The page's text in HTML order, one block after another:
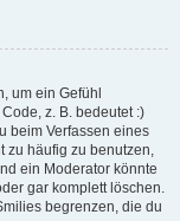
um ein Gefühl
z. B. bedeutet :)
beim Verfassen eines
zu häufig zu benutzen,
ein Moderator könnte
gar komplett löschen.
begrenzen, die du